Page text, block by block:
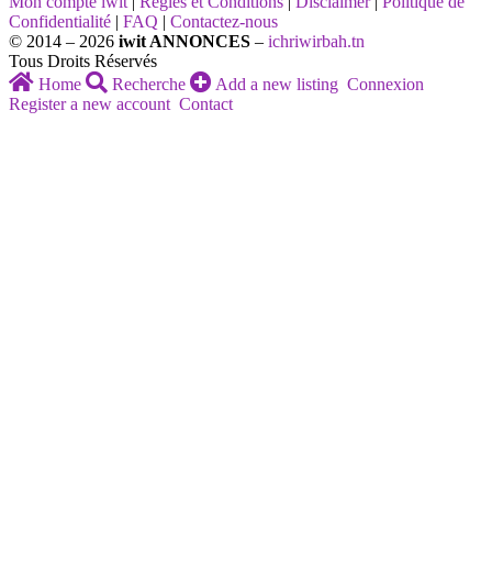
Confidentialité | FAQ | Contactez-nous
© 2014 – 2026 iwit ANNONCES – ichriwirbah.tn
Tous Droits Réservés
Home
Recherche Add a new listing Connexion
Register a new account Contact